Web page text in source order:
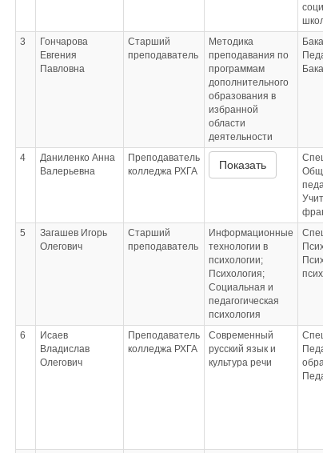
3
Гончарова
Евгения
Павловна
Старший
преподаватель
Методика
преподавания по
программам
дополнительного
образования в
избранной
области
деятельности
4
Даниленко Анна
Валерьевна
Преподаватель
колледжа РХГА
Показать
5
Загашев Игорь
Олегович
Старший
преподаватель
Информационные
технологии в
психологии;
Психология;
Социальная и
педагогическая
психология
6
Исаев
Владислав
Олегович
Преподаватель
колледжа РХГА
Современный
русский язык и
культура речи